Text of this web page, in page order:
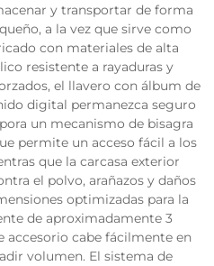
y transportar de forma
a la vez que sirve como
con materiales de alta
resistente a rayaduras y
el llavero con álbum de
digital permanezca seguro
un mecanismo de bisagra
permite un acceso fácil a los
que la carcasa exterior
el polvo, arañazos y daños
optimizadas para la
de aproximadamente 3
accesorio cabe fácilmente en
volumen. El sistema de